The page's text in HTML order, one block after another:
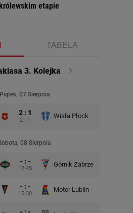
królewskim etapie
TABELA
3. Kolejka
Piątek, 07 Sierpnia
2 : 1
2 : 1
Wisła Płock
08 Sierpnia
- : -
12:45
Górnik Zabrze
- : -
15:30
Motor Lublin